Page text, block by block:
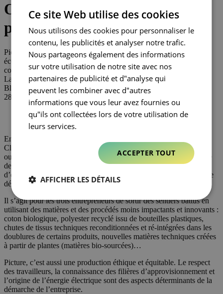
Organic Clothing « Rider,
protéger et partager »
Picture, c’est la marque auvergnate de vêtements outdoor
écoresponsables, au succès bien mérité. 100 % des produits sont
composés de matières recyclées, biologiques ou bio-sourcées.
La communication commerciale de demain
Blog
28 octobre 2019
En 2008, Julien, Jérémy et Vincent, trois amis originaires de
Clermont-Ferrand, décident de créer une marque de vêtements
outdoor, 100% engagée, éco-conçue et inscrite dans une démarche
de développement durable. « L’industrie du textile est responsable
d’environ 8% des émissions mondiales de CO2 » constatent-ils. Le
défi est donc de taille.
Il s’agit pour les trois entrepreneurs de sortir des sentiers battus en
utilisant des matières et des procédés moins impactants et innovants :
coton biologique, polyester recyclé issu de bouteilles plastiques,
chutes de tissus techniques reconditionnées et ré-intégrées dans les
doublures de certains produits, nouvelles matières techniques créées
à partir de plantes (matières bio-sourcées)…
Picture, c’est aussi une production éthique et équitable. Le respect
des travailleurs, la connaissance des filières d’approvisionnement et
l’origine de l’énergie électrique sont des aspects déterminants de la
démarche de l’entreprise.
Ce site Web utilise des cookies
Nous utilisons des cookies pour personnaliser le
contenu, les publicités et analyser notre trafic.
Nous partageons également des informations
sur votre utilisation de notre site avec nos
partenaires de publicité et d"analyse qui
peuvent les combiner avec d"autres
informations que vous leur avez fournies ou
qu"ils ont collectées lors de votre utilisation de
leurs services.
ACCEPTER TOUT
AFFICHER LES DÉTAILS